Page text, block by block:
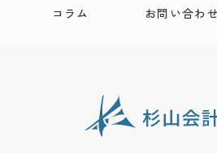
広島県広島市安佐南区中筋二丁目5-
Mail:office@sugiyama-kaikei.jp
コラム
お問い合わせ